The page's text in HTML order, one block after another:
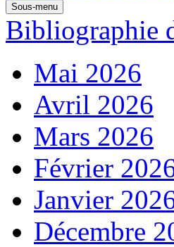
Sous-menu
Bibliographie
Mai 2026
Avril 2026
Mars 2026
Février
Janvier
Décembre